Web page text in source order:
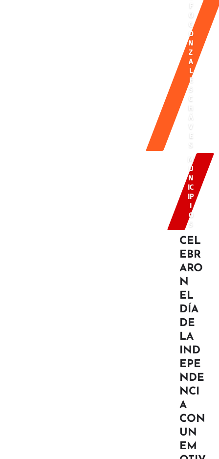
F
O
G
O
N
Z
A
L
E
S
C
H
Á
E
S
M
U
N
IC
IP
I
O
S
CEL
EBR
ARO
N
EL
DÍA
DE
LA
IND
EPE
NDE
NCI
A
CON
UN
EM